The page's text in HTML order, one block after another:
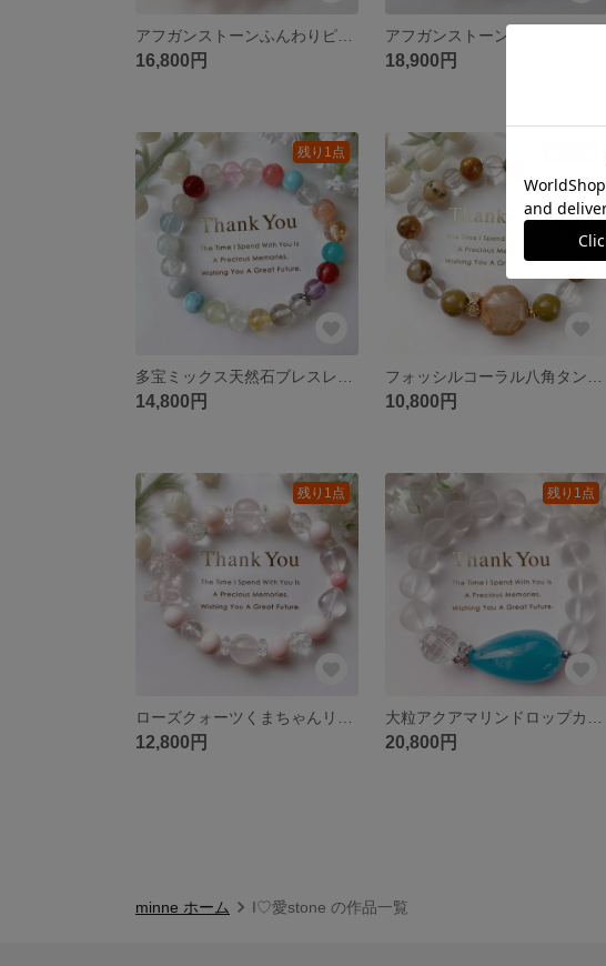
16,800円 18,900円
残り1点
14,800円 10,800円
残り1点
12,800円
残り1点
20,800円
minne ホーム I♡愛stone の作品一覧